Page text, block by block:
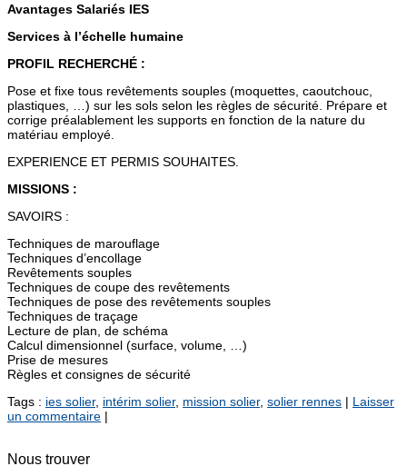
Avantages Salariés IES
Services à l’échelle humaine
PROFIL RECHERCHÉ :
Pose et fixe tous revêtements souples (moquettes, caoutchouc,
plastiques, …) sur les sols selon les règles de sécurité. Prépare et
corrige préalablement les supports en fonction de la nature du
matériau employé.
EXPERIENCE ET PERMIS SOUHAITES.
MISSIONS :
SAVOIRS :
Techniques de marouflage
Techniques d’encollage
Revêtements souples
Techniques de coupe des revêtements
Techniques de pose des revêtements souples
Techniques de traçage
Lecture de plan, de schéma
Calcul dimensionnel (surface, volume, …)
Prise de mesures
Règles et consignes de sécurité
Tags : ies solier, intérim solier, mission solier, solier rennes | Laisser
un commentaire |
Nous trouver